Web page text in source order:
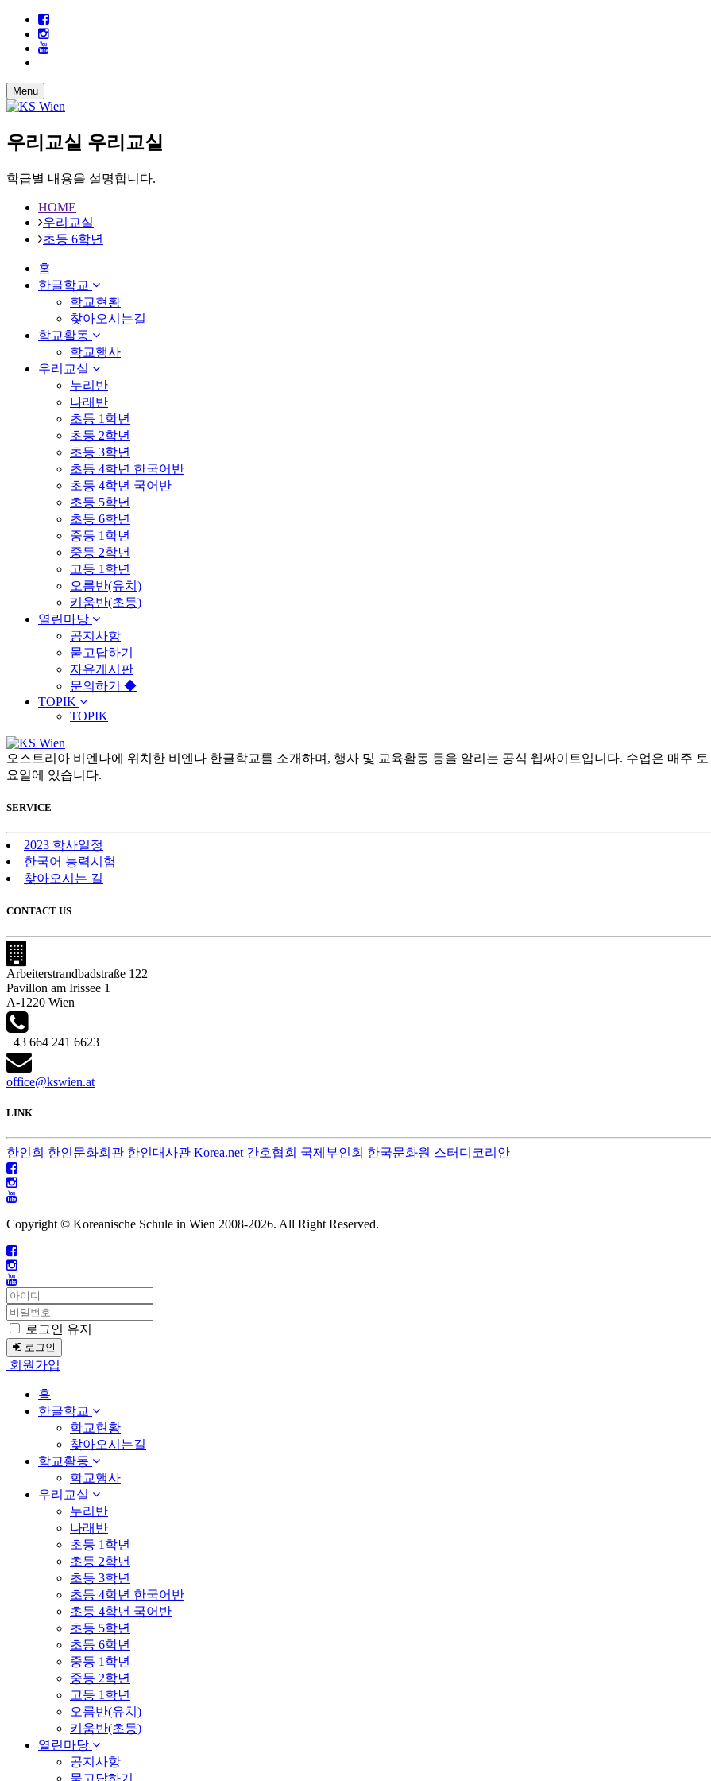
Menu
우리교실 우리교실
학급별 내용을 설명합니다.
HOME
우리교실
초등 6학년
홈
한글학교
학교현황
찾아오시는길
학교활동
학교행사
우리교실
누리반
나래반
초등 1학년
초등 2학년
초등 3학년
초등 4학년 한국어반
초등 4학년 국어반
초등 5학년
초등 6학년
중등 1학년
중등 2학년
고등 1학년
오름반(유치)
키움반(초등)
열린마당
공지사항
묻고답하기
자유게시판
문의하기 ◆
TOPIK
TOPIK
오스트리아 비엔나에 위치한 비엔나 한글학교를 소개하며, 행사 및 교육활동 등을 알리는 공식 웹싸이트입니다. 수업은 매주 토
요일에 있습니다.
SERVICE
2023 학사일정
한국어 능력시험
찾아오시는 길
CONTACT US
Arbeiterstrandbadstraße 122
Pavillon am Irissee 1
A-1220 Wien
+43 664 241 6623
office@kswien.at
LINK
한인회 한인문화회관 한인대사관 Korea.net 간호협회 국제부인회 한국문화원 스터디코리안
Copyright © Koreanische Schule in Wien 2008-2026. All Right Reserved.
로그인 유지
로그인
회원가입
홈
한글학교
학교현황
찾아오시는길
학교활동
학교행사
우리교실
누리반
나래반
초등 1학년
초등 2학년
초등 3학년
초등 4학년 한국어반
초등 4학년 국어반
초등 5학년
초등 6학년
중등 1학년
중등 2학년
고등 1학년
오름반(유치)
키움반(초등)
열린마당
공지사항
묻고답하기